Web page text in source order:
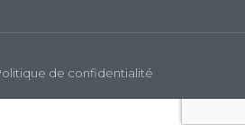
de confidentialité